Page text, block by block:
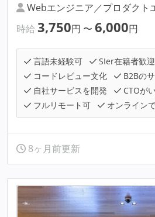
Webエンジニア／プロダクト
時給 3,750円 〜 6,000円
言語未経験可 SIer在籍者歓迎
コードレビュー文化
B2Bの
自社サービスを開発
CTOが
フルリモート可
オンライン
8ヶ月前更新